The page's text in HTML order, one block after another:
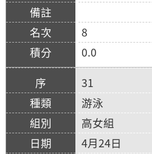
8
0.0
31
游泳
高女組
4月24日